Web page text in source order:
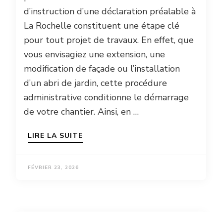
d’instruction d’une déclaration préalable à
La Rochelle constituent une étape clé
pour tout projet de travaux. En effet, que
vous envisagiez une extension, une
modification de façade ou l’installation
d’un abri de jardin, cette procédure
administrative conditionne le démarrage
de votre chantier. Ainsi, en …
LIRE LA SUITE
FÉVRIER 23, 2026